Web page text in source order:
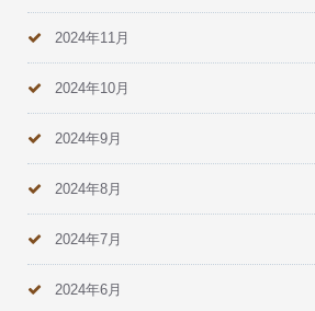
2024年11月
2024年10月
2024年9月
2024年8月
2024年7月
2024年6月